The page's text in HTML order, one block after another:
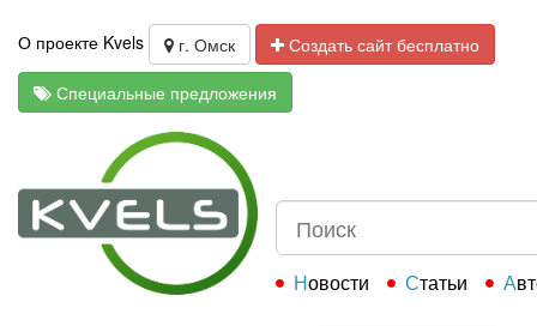
О проекте Kvels г. Омск
Создать сайт бесплатно
Специальные предложения
Новости Статьи